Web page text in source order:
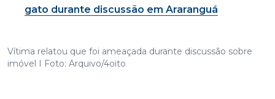
gato durante discussão em Araranguá
Vítima relatou que foi ameaçada durante discussão sobre
imóvel I Foto: Arquivo/4oito